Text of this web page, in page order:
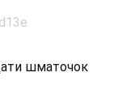
шматочок